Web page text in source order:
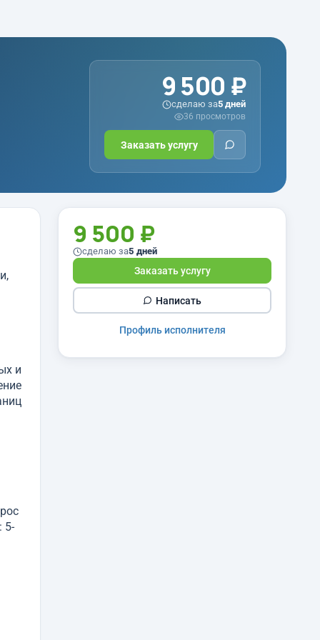
9 500 ₽
сделаю за5 дней
36 просмотров
Заказать услугу
и
5-
9 500 ₽
сделаю за5 дней
Заказать услугу
Написать
Профиль исполнителя